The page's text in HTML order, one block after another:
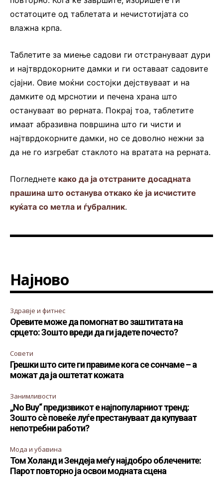
остатоците од таблетата и нечистотијата со
влажна крпа.
Таблетите за миење садови ги отстрануваат дури
и најтврдокорните дамки и ги оставаат садовите
сјајни. Овие моќни состојки дејствуваат и на
дамките од мрснотии и печена храна што
остануваат во рерната. Покрај тоа, таблетите
имаат абразивна површина што ги чисти и
најтврдокорните дамки, но се доволно нежни за
да не го изгребат стаклото на вратата на рерната.
Погледнете како да ја отстраните досадната
прашина што останува откако ќе ја исчистите
куќата со метла и ѓубралник.
Најново
Здравје и фитнес
Оревите може да помогнат во заштитата на
срцето: Зошто вреди да ги јадете почесто?
Совети
Грешки што сите ги правиме кога се сончаме – а
можат да ја оштетат кожата
Занимливости
„No Buy“ предизвикот е најпопуларниот тренд:
Зошто сè повеќе луѓе престануваат да купуваат
непотребни работи?
Мода и убавина
Том Холанд и Зендеја меѓу најдобро облечените:
Парот повторно ја освои модната сцена